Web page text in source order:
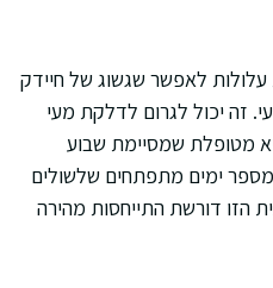
עלולות לאפשר שגשוג של חיידק
זה יכול לגרום לדלקת מעי
מטופלת שמסיימת שבוע
מספר ימים מתפתחים שלשולים
הזו דורשת התייחסות מהירה